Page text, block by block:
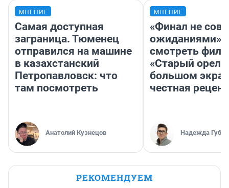
МНЕНИЕ
Самая доступная
заграница. Тюменец
отправился на машине
в казахстанский
Петропавловск: что
там посмотреть
Анатолий Кузнецов
МНЕНИЕ
«Финал не
ожиданиями»:
смотреть
«Старый орел»
большом
честная
Надежда
РЕКОМЕНДУЕМ